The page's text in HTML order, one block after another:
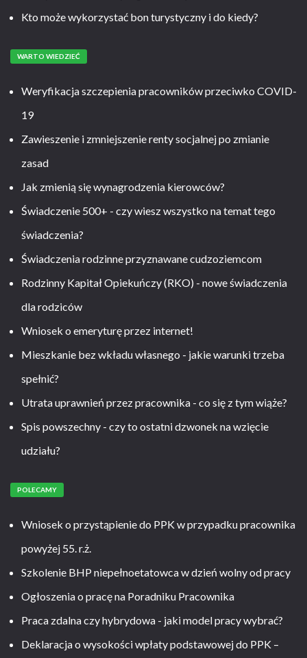
Kto może wykorzystać bon turystyczny i do kiedy?
WARTO WIEDZIEĆ
Weryfikacja szczepienia pracowników przeciwko COVID-
19
Zawieszenie i zmniejszenie renty socjalnej po zmianie
zasad
Jak zmienią się wynagrodzenia kierowców?
Świadczenie 500+ - czy wiesz wszystko na temat tego
świadczenia?
Świadczenia rodzinne przyznawane cudzoziemcom
Rodzinny Kapitał Opiekuńczy (RKO) - nowe świadczenia
dla rodziców
Wniosek o emeryturę przez internet!
Mieszkanie bez wkładu własnego - jakie warunki trzeba
spełnić?
Utrata uprawnień przez pracownika - co się z tym wiąże?
Spis powszechny - czy to ostatni dzwonek na wzięcie
udziału?
POLECAMY
Wniosek o przystąpienie do PPK w przypadku pracownika
powyżej 55. r.ż.
Szkolenie BHP niepełnoetatowca w dzień wolny od pracy
Ogłoszenia o pracę na Poradniku Pracownika
Praca zdalna czy hybrydowa - jaki model pracy wybrać?
Deklaracja o wysokości wpłaty podstawowej do PPK –